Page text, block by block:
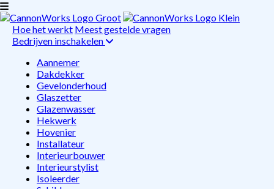
Hoe het werkt Meest gestelde vragen
Bedrijven inschakelen
Aannemer
Dakdekker
Gevelonderhoud
Glaszetter
Glazenwasser
Hekwerk
Hovenier
Installateur
Interieurbouwer
Interieurstylist
Isoleerder